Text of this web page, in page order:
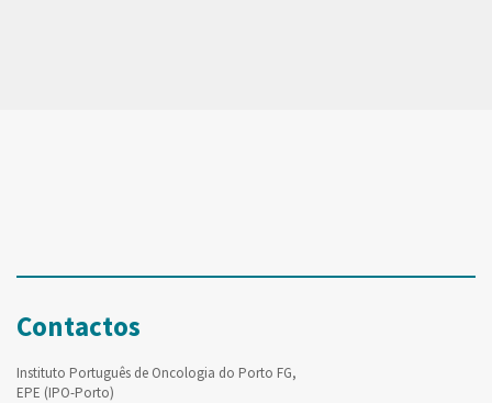
Contactos
Instituto Português de Oncologia do Porto FG,
EPE (IPO-Porto)